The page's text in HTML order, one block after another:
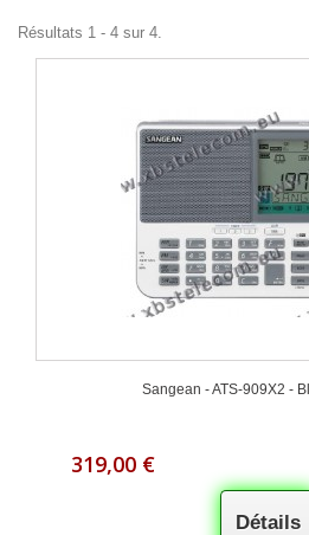
Résultats 1 - 4 sur 4.
Sangean - ATS-909X2 -
319,00 €
Détails